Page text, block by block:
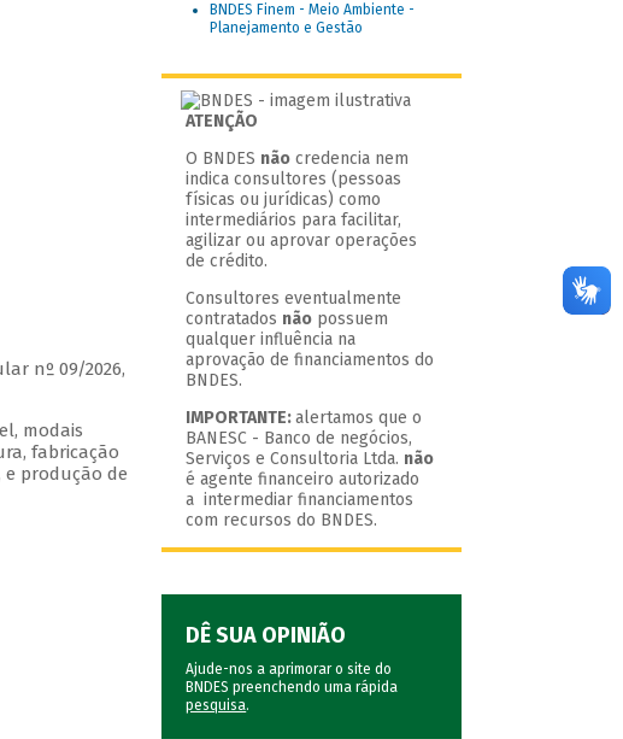
nº 09/2026,
modais
fabricação
produção de
BNDES Finem - Meio Ambiente -
Planejamento e Gestão
ATENÇÃO
O BNDES não credencia nem
indica consultores (pessoas
físicas ou jurídicas) como
intermediários para facilitar,
agilizar ou aprovar operações
de crédito.
Consultores eventualmente
contratados não possuem
qualquer influência na
aprovação de financiamentos do
BNDES.
IMPORTANTE:alertamos que o
BANESC - Banco de negócios,
Serviços e Consultoria Ltda. não
é agente financeiro autorizado
a intermediar financiamentos
com recursos do BNDES.
DÊ SUA OPINIÃO
Ajude-nos a aprimorar o site do
BNDES preenchendo uma rápida
pesquisa.